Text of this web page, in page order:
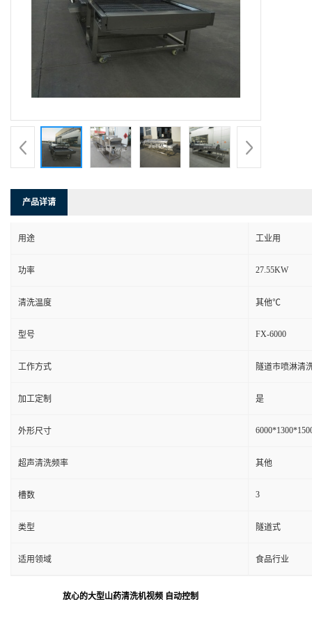
产品详请
用途 工业用
功率 27.55KW
清洗温度 其他℃
型号 FX-6000
工作方式 隧道市喷淋清
加工定制 是
外形尺寸
超声清洗频率 其他
槽数 3
类型 隧道式
适用领域 食品行业
放心的大型山药清洗机视频 自动控制